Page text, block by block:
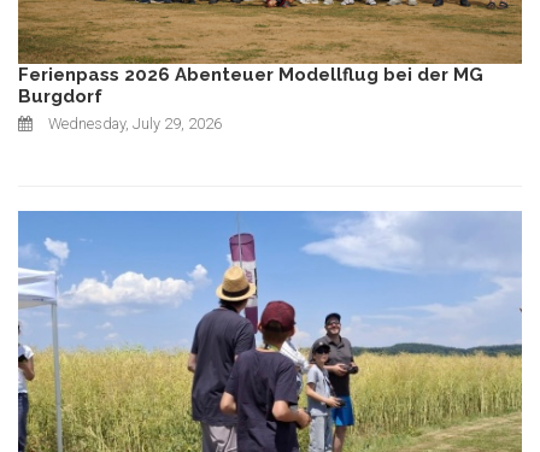
Ferienpass 2026 Abenteuer Modellflug bei der MG
Burgdorf
Wednesday, July 29, 2026